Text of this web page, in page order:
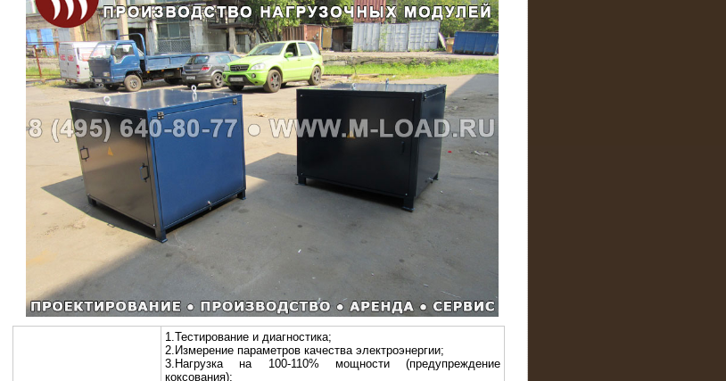
1.Тестирование и диагностика;
2.Измерение параметров качества электроэнергии;
3.Нагрузка на 100-110% мощности (предупреждение
коксования);